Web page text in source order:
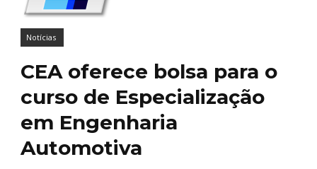
Notícias
CEA oferece bolsa para o
curso de Especialização
em Engenharia
Automotiva